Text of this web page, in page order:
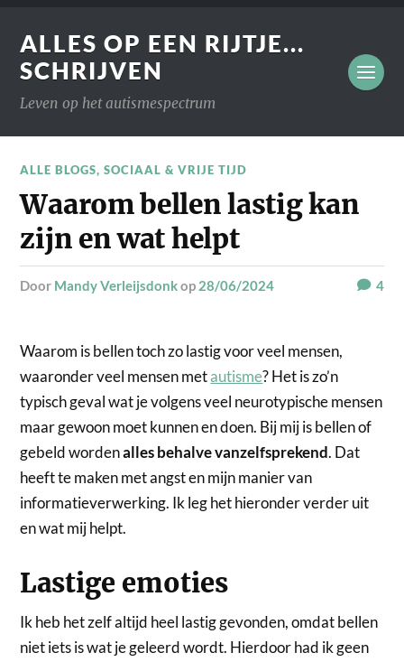
ALLES OP EEN RIJTJE...
SCHRIJVEN
Leven op het autismespectrum
ALLE BLOGS,SOCIAAL & VRIJE TIJD
Waarom bellen lastig kan
zijn en wat helpt
door Mandy Verleijsdonkop 28/06/2024 4
Waarom is bellen toch zo lastig voor veel mensen,
waaronder veel mensen metautisme? Het is zo’n
typisch geval wat je volgens veel neurotypische mensen
maar gewoon moet kunnen en doen. Bij mij is bellen of
gebeld wordenalles behalve vanzelfsprekend. Dat
heeft te maken met angst en mijn manier van
informatieverwerking. Ik leg het hieronder verder uit
en wat mij helpt.
Lastige emoties
Ik heb het zelf altijd heel lastig gevonden, omdat bellen
niet iets is wat je geleerd wordt. Hierdoor had ik geen